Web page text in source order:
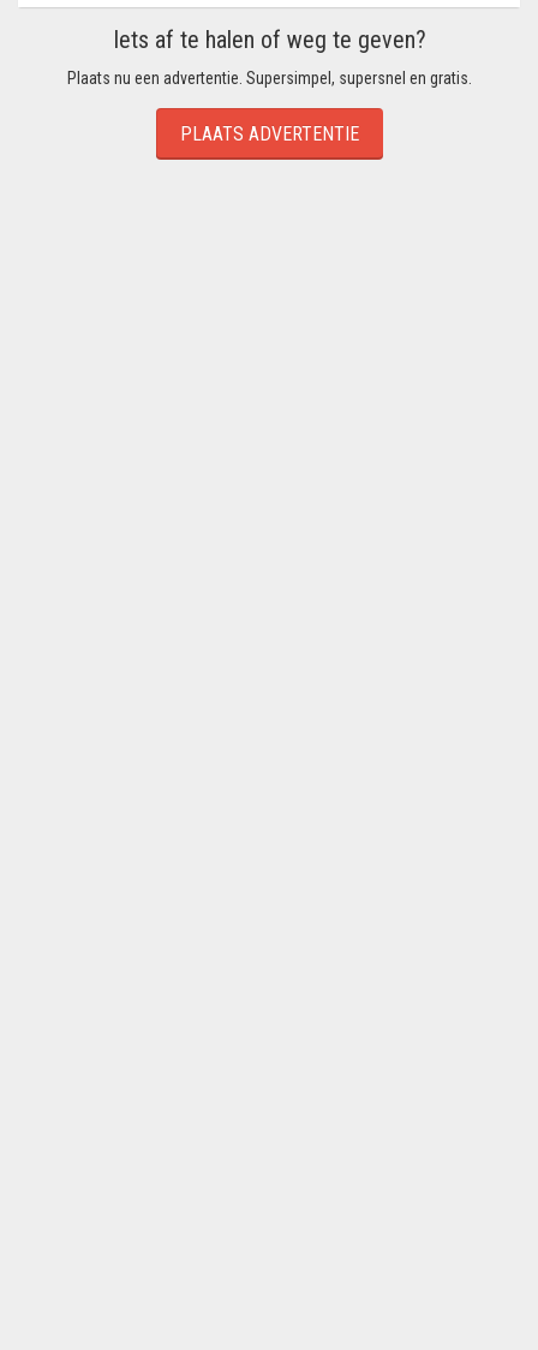
Iets af te halen of weg te geven?
Plaats nu een advertentie. Supersimpel, supersnel en gratis.
PLAATS ADVERTENTIE